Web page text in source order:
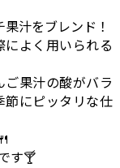
汁をブレンド！
よく用いられる
果汁の酸がバラ
節にピッタリな仕
す🍸